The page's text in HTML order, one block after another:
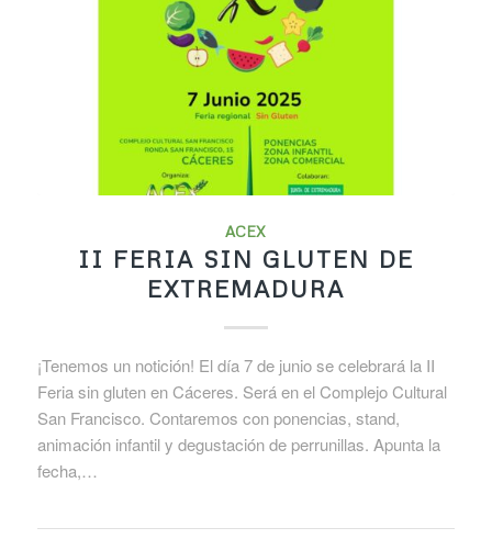
ACEX
II FERIA SIN GLUTEN DE
EXTREMADURA
¡Tenemos un notición! El día 7 de junio se celebrará la II
Feria sin gluten en Cáceres. Será en el Complejo Cultural
San Francisco. Contaremos con ponencias, stand,
animación infantil y degustación de perrunillas. Apunta la
fecha,…